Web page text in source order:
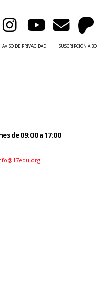
AVISO DE PRIVACIDAD SUSCRIPCIÓN A
de 09:00 a 17:00